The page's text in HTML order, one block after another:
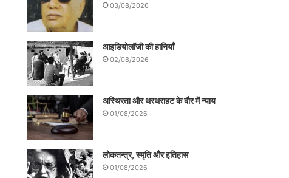
03/08/2026
आइडियोलॉजी की हानियाँ
02/08/2026
अस्थिरता और थरथराहट के दौर में न्याय
01/08/2026
लोकतन्त्र, स्मृति और इतिहास
01/08/2026